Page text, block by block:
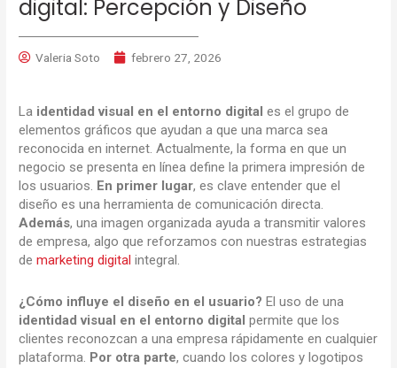
digital: Percepción y Diseño
Valeria Soto febrero 27, 2026
La identidad visual en el entorno digital es el grupo de
elementos gráficos que ayudan a que una marca sea
reconocida en internet. Actualmente, la forma en que un
negocio se presenta en línea define la primera impresión de
los usuarios. En primer lugar, es clave entender que el
diseño es una herramienta de comunicación directa.
Además, una imagen organizada ayuda a transmitir valores
de empresa, algo que reforzamos con nuestras estrategias
demarketing digital integral.
¿Cómo influye el diseño en el usuario? El uso de una
identidad visual en el entorno digital permite que los
clientes reconozcan a una empresa rápidamente en cualquier
plataforma. Por otra parte, cuando los colores y logotipos